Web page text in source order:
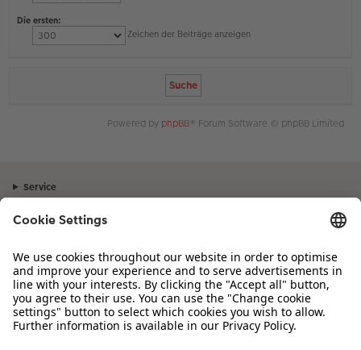
Die ersten:
Zeichen der Beiträge anzeigen
Powered by phpBB® Forum Software © phpBB Limited
Service
Sortiment
Inspiration